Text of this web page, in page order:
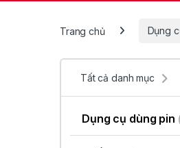
Trang chủ Dụng
Tất cả danh mục
Dụng cụ dùng pin